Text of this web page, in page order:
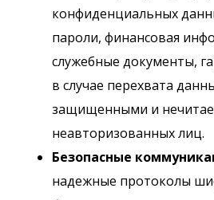
конфиденциальных
пароли, финансовая
служебные документы,
в случае перехвата
защищенными и
неавторизованных лиц.
Безопасные
надежные протоколы